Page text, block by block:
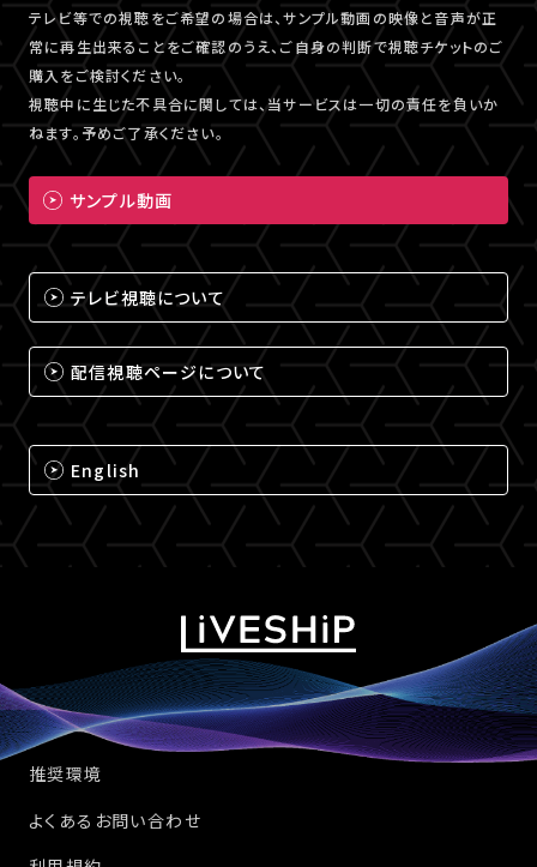
テレビ等での視聴をご希望の場合は、サンプル動画の映像と音声が正
常に再生出来ることをご確認のうえ、ご自身の判断で視聴チケットのご
購入をご検討ください。
視聴中に生じた不具合に関しては、当サービスは一切の責任を負いか
ねます。予めご了承ください。
サンプル動画
テレビ視聴について
配信視聴ページについて
English
推奨環境
よくあるお問い合わせ